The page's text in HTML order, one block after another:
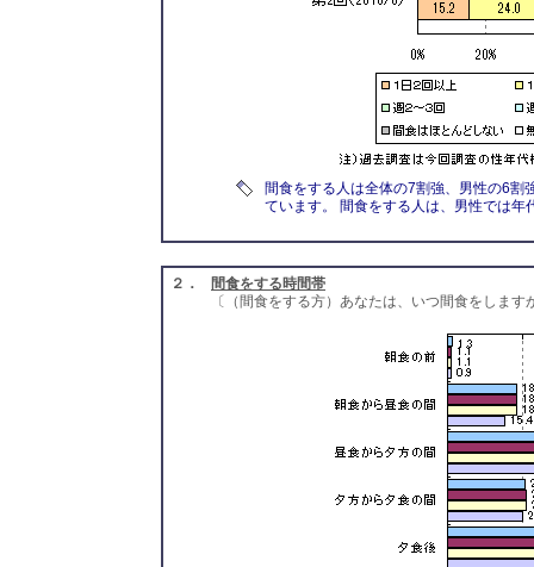
間食をする人は全体の7割強、男性の6割
ています。 間食をする人は、男性では年
２．
間食をする時間帯
〔（間食をする方）あなたは、いつ間食をします